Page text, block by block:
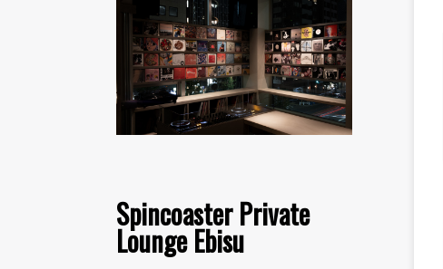
Spincoaster Private
Lounge Ebisu